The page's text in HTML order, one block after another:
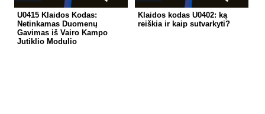
U0415 Klaidos Kodas:
Netinkamas Duomenų
Gavimas iš Vairo Kampo
Jutiklio Modulio
Klaidos kodas U0402: ką
reiškia ir kaip sutvarkyti?